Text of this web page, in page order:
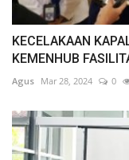
KECELAKAAN
KEMENHUB
Agus Mar 28, 2024 0